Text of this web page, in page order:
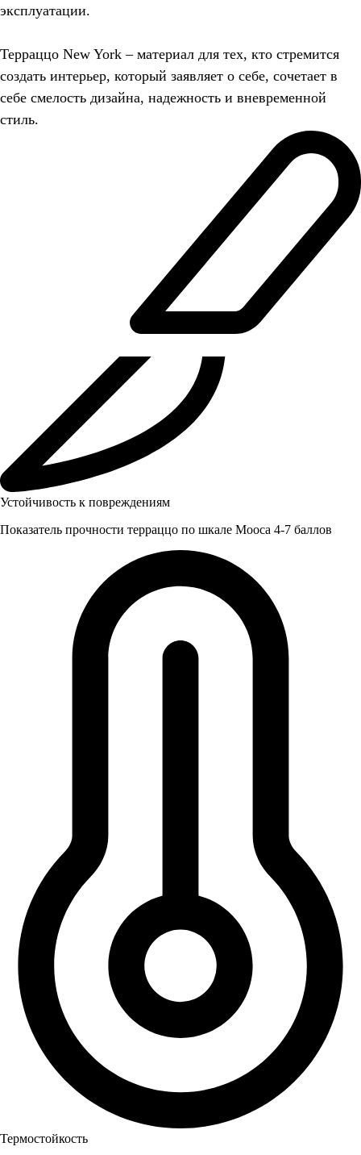
эксплуатации.
Терраццо New York – материал для тех, кто стремится
создать интерьер, который заявляет о себе, сочетает в
себе смелость дизайна, надежность и вневременной
стиль.
Устойчивость к повреждениям
Показатель прочности терраццо по шкале Мооса 4-7 баллов
Термостойкость